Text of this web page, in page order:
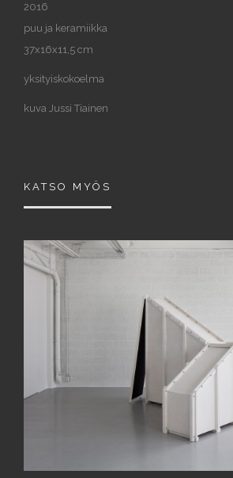
2016
puu ja keramiikka
37x16x11,5 cm
yksityiskokoelma
kuva Jussi Tiainen
KATSO MYÖS